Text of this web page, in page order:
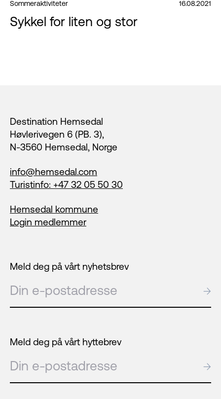
Sommeraktiviteter 16.08.2021
Sykkel for liten og stor
Destination Hemsedal
Høvlerivegen 6 (PB. 3),
N-3560 Hemsedal, Norge
info@hemsedal.com
Turistinfo: +47 32 05 50 30
Hemsedal kommune
Login medlemmer
Meld deg på vårt nyhetsbrev
E-post →
Meld deg på vårt hyttebrev
E-post →